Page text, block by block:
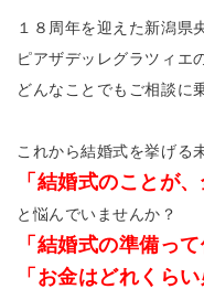
１８周年を迎えた新潟
ピアザデッレグラツィエ
どんなことでもご相談に
これから結婚式を挙げる
「結婚式のことが
と悩んでいませんか？
「結婚式の準備っ
「お金はどれくらい